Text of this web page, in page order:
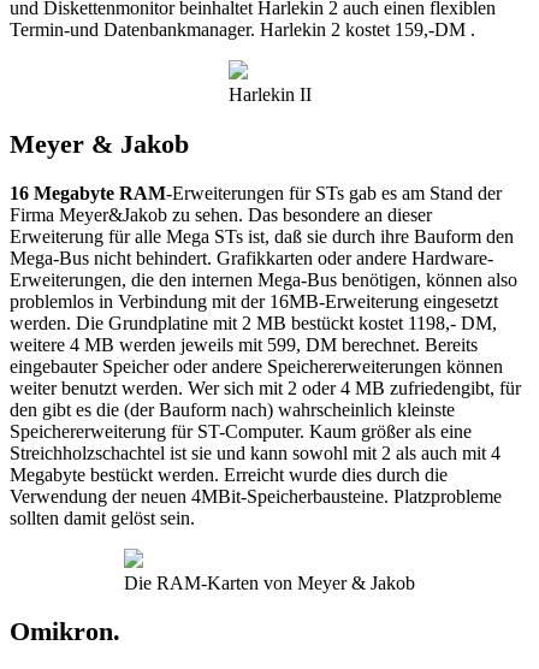
und Diskettenmonitor beinhaltet Harlekin 2 auch einen flexiblen
Termin-und Datenbankmanager. Harlekin 2 kostet 159,-DM .
Harlekin II
Meyer & Jakob
16 Megabyte RAM-Erweiterungen für STs gab es am Stand der
Firma Meyer&Jakob zu sehen. Das besondere an dieser
Erweiterung für alle Mega STs ist, daß sie durch ihre Bauform den
Mega-Bus nicht behindert. Grafikkarten oder andere Hardware-
Erweiterungen, die den internen Mega-Bus benötigen, können also
problemlos in Verbindung mit der 16MB-Erweiterung eingesetzt
werden. Die Grundplatine mit 2 MB bestückt kostet 1198,- DM,
weitere 4 MB werden jeweils mit 599, DM berechnet. Bereits
eingebauter Speicher oder andere Speichererweiterungen können
weiter benutzt werden. Wer sich mit 2 oder 4 MB zufriedengibt, für
den gibt es die (der Bauform nach) wahrscheinlich kleinste
Speichererweiterung für ST-Computer. Kaum größer als eine
Streichholzschachtel ist sie und kann sowohl mit 2 als auch mit 4
Megabyte bestückt werden. Erreicht wurde dies durch die
Verwendung der neuen 4MBit-Speicherbausteine. Platzprobleme
sollten damit gelöst sein.
Die RAM-Karten von Meyer & Jakob
Omikron.